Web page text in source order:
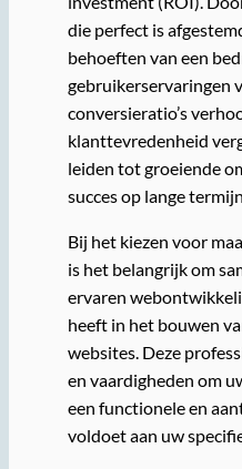
die perfect is
behoeften van een
gebruikerservaringen
conversieratio’s
klanttevredenheid
leiden tot groeiende
succes op lange
Bij het kiezen voor
is het belangrijk om
ervaren
heeft in het bouwen
websites. Deze
en vaardigheden om
een functionele en
voldoet aan uw